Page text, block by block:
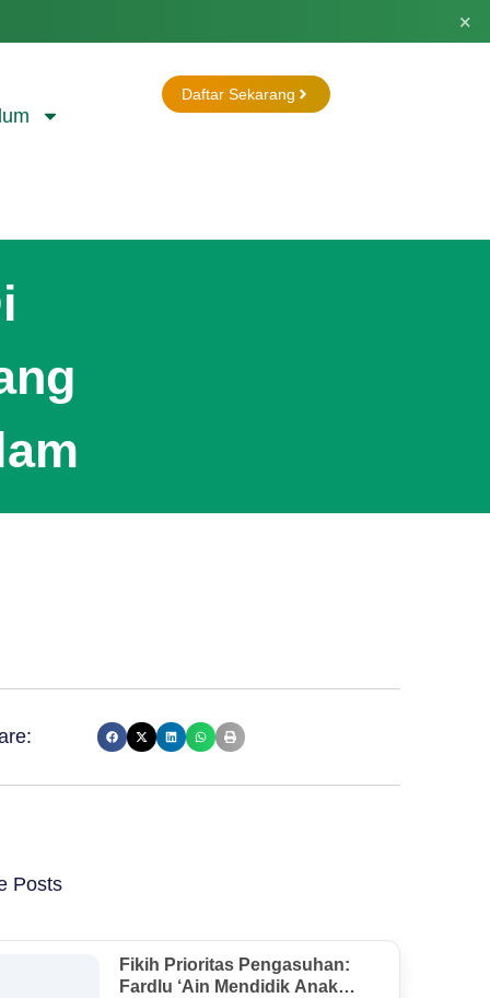
×
Daftar Sekarang
Posts
Fikih Prioritas Pengasuhan:
Fardlu ‘Ain Mendidik Anak